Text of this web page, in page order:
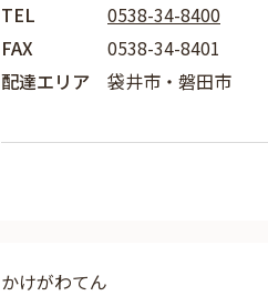
TEL
0538-34-8400
FAX
0538-34-8401
配達エリア
袋井市・磐田市
かけがわてん